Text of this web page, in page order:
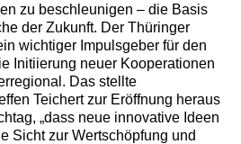
zu beschleunigen – die Basis
der Zukunft. Der Thüringer
wichtiger Impulsgeber für den
Initiierung neuer Kooperationen
Das stellte
Teichert zur Eröffnung heraus
„dass neue innovative Ideen
Sicht zur Wertschöpfung und